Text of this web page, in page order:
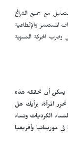
مع جميع الشرائح
المستعمر والإقطاعية
وضرب الحركة النسوية
يمكن أن تحققه هذه
المرأة، برأيك هل
الكرديات ونساء
موريتانيا وأفريقيا